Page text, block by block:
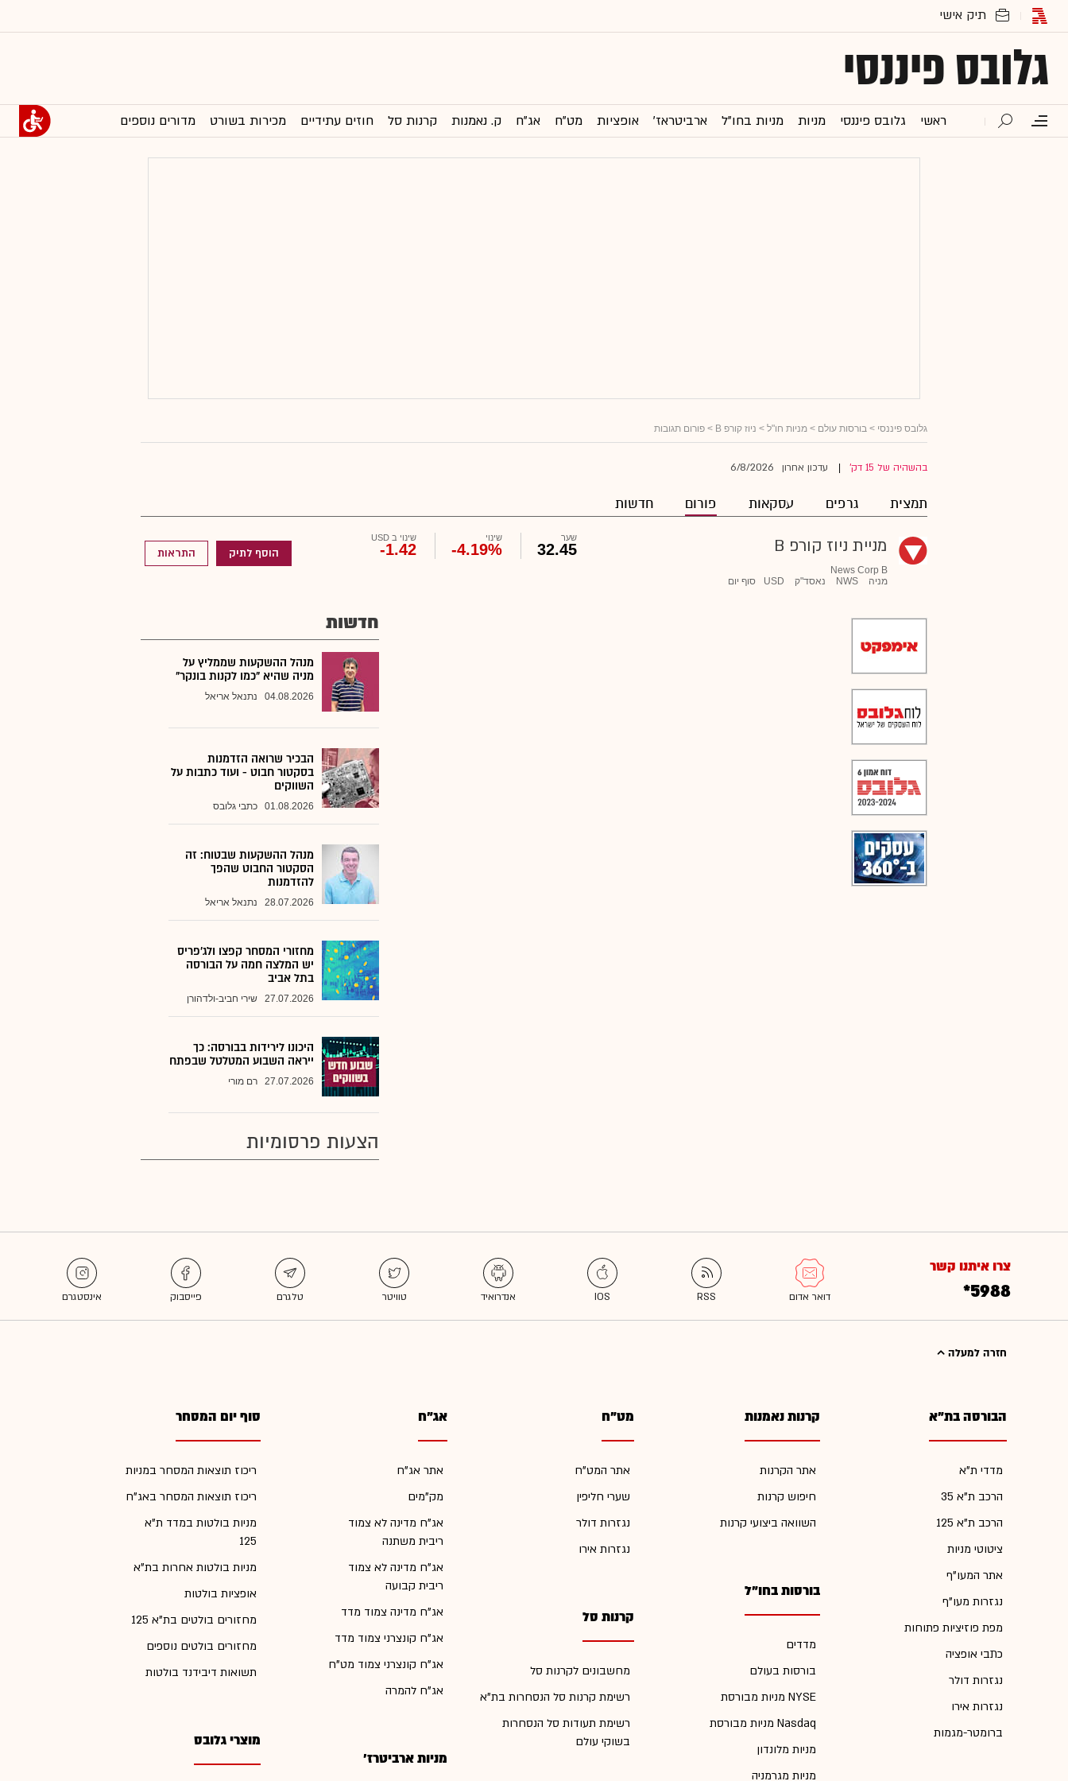
גלובס פיננסי
ראשי גלובס פיננסי מניות מניות בחו"ל ארביטראז' אופציות מט"ח אג"ח ק. נאמנות קרנות סל חוזים עתידיים מכירות בשורט מדורים נוספים
גלובס פיננסי > בורסות עולם > מניות חו"ל > ניוז קורפ B > פורום תגובות
בהשהיה של 15 דק' עדכון אחרון 6/8/2026
תמצית גרפים עסקאות פורום חדשות
מניית ניוז קורפ B
News Corp B
מניה
NWS נאסד"ק USD סוף יום
שער
32.45
שינוי
-4.19%
שינוי ב USD
-1.42 הוסף לתיק התראות
חדשות
מנהל ההשקעות שממליץ על
מניה שהיא "כמו לקנות בונקר"
04.08.2026 נתנאל אריאל
הבכיר שרואה הזדמנות
בסקטור חבוט - ועוד כתבות על
השווקים
01.08.2026 כתבי גלובס
מנהל ההשקעות שבטוח: זה
הסקטור החבוט שהפך
להזדמנות
28.07.2026 נתנאל אריאל
מחזורי המסחר קפצו ולג'פריס
יש המלצה חמה על הבורסה
בתל אביב
27.07.2026 שירי חביב-ולדהורן
היכונו לירידות בבורסה: כך
ייראה השבוע המטלטל שבפתח
27.07.2026 רם מורי
הצעות פרסומיות
צרו איתנו קשר
*5988
חזרה למעלה
הבורסה בת"א
מדדי ת"א
הרכב ת"א 35
הרכב ת"א 125
ציטוטי מניות
אתר המעו"ף
נגזרות מעו"ף
מפת פוזיציות פתוחות
כתבי אופציה
נגזרות דולר
נגזרות אירו
ברומטר-מגמות
קרנות נאמנות
אתר הקרנות
חיפוש קרנות
השוואה ביצועי קרנות
בורסות בחו"ל
מדדים
בורסות בעולם
מניות מבורסת NYSE
מניות מבורסת Nasdaq
מניות מלונדון
מניות מגרמניה
מט"ח
אתר המט"ח
שערי חליפין
נגזרות דולר
נגזרות אירו
קרנות סל
מחשבונים לקרנות סל
רשימת קרנות סל הנסחרות בת"א
רשימת תעודות סל הנסחרות
בשוקי עולם
אג"ח
אתר אג"ח
מק"מים
אג"ח מדינה לא צמוד
ריבית משתנה
אג"ח מדינה לא צמוד
ריבית קבועה
אג"ח מדינה צמוד מדד
אג"ח קונצרני צמוד מדד
אג"ח קונצרני צמוד מט"ח
אג"ח להמרה
מניות ארביטרז'
סוף יום המסחר
ריכוז תוצאות המסחר במניות
ריכוז תוצאות המסחר באג"ח
מניות בולטות במדד ת"א
125
מניות בולטות אחרות בת"א
אופציות בולטות
מחזורים בולטים בת"א 125
מחזורים בולטים נוספים
תשואות דיבידנד בולטות
מוצרי גלובס